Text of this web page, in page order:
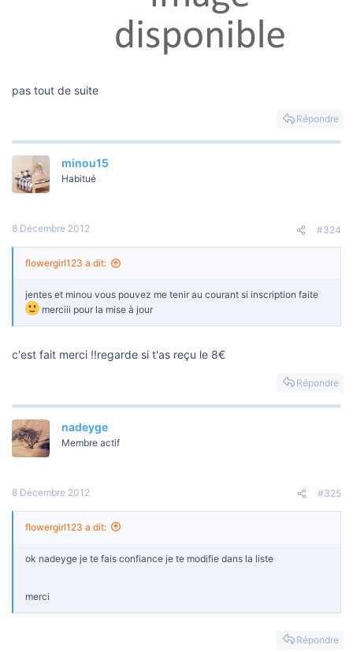
pas tout de suite
Répondre
minou15
Habitué
8 Décembre 2012 #324
flowergirl123 a dit:
jentes et minou vous pouvez me tenir au courant si inscription faite
merciii pour la mise à jour
c'est fait merci !!regarde si t'as reçu le 8€
Répondre
nadeyge
Membre actif
8 Décembre 2012 #325
flowergirl123 a dit:
ok nadeyge je te fais confiance je te modifie dans la liste
merci
Répondre